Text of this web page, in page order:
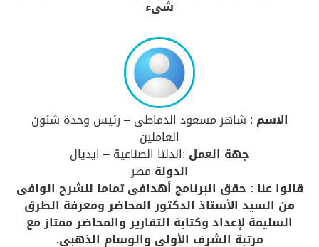
شىء
الاسم : شاهر مسعود الدماطى – رئيس وحدة شئون
العاملين
جهة العمل :الدلتا الصناعية – ايديال
الدولة مصر
قالوا عنا : حقق البرنامج أهدافى تماما للشرح الوافى
من السيد الأستاذ الدكتور المحاضر ومعرفة الطرق
السليمة لإعداد وكتابة التقارير والمحاضر ممتاز مع
مرتبة الشرف الأولى والوسام الذهبى.